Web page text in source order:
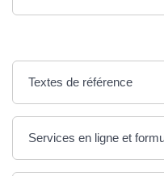
Textes de référence
Services en ligne et